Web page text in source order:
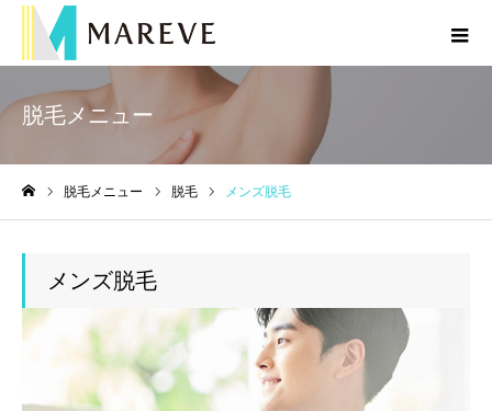
脱毛メニュー
脱毛メニュー 脱毛 メンズ脱毛
メンズ脱毛